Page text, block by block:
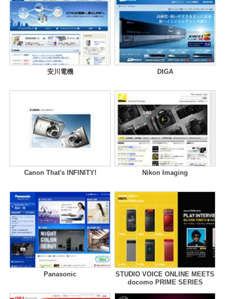
安川電機 DIGA
Canon That's INFINITY! Nikon Imaging
Panasonic
STUDIO VOICE ONLINE MEETS
docomo PRIME SERIES